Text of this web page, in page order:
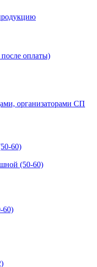
оплаты)
организаторами СП
(50-60)
60)